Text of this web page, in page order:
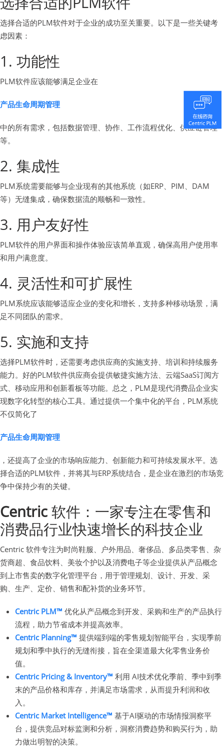
选择合适的PLM软件对于企业的成功至关重要。以下是一些关键考
虑因素：
1. 功能性
PLM软件应该能够满足企业在
产品生命周期管理
中的所有需求，包括数据管理、协作、工作流程优化、供应链管理
等。
2. 集成性
PLM系统需要能够与企业现有的其他系统（如ERP、PIM、DAM
等）无缝集成，确保数据流的顺畅和一致性。
3. 用户友好性
PLM软件的用户界面和操作体验应该简单直观，确保高用户使用率
和用户满意度。
4. 灵活性和可扩展性
PLM系统应该能够适应企业的变化和增长，支持多种移动场景，满
足不同团队的需求。
5. 实施和支持
选择PLM软件时，还需要考虑供应商的实施支持、培训和持续服务
能力。好的PLM软件供应商会提供敏捷实施方法、云端SaaS订阅方
式、移动应用和创新看板等功能。总之，PLM是现代消费品企业实
现数字化转型的核心工具。通过提供一个集中化的平台，PLM系统
不仅简化了
产品生命周期管理
，还提高了企业的市场响应能力、创新能力和可持续发展水平。选
择合适的PLM软件，并将其与ERP系统结合，是企业在激烈的市场竞
争中保持少有的关键。
Centric 软件：一家专注在零售和
消费品行业快速增长的科技企业
Centric 软件专注为时尚鞋服、户外用品、奢侈品、多品类零售、杂
货商超、食品饮料、美妆个护以及消费电子等企业提供从产品概念
到上市售卖的数字化管理平台，用于管理规划、设计、开发、采
购、生产、定价、销售和配补货的业务环节。
Centric PLM™ 优化从产品概念到开发、采购和生产的产品执行
流程，助力节省成本并提高效率。
Centric Planning™ 提供端到端的零售规划智能平台，实现季前
规划和季中执行的无缝衔接，旨在全渠道最大化零售业务价
值。
Centric Pricing & Inventory™ 利用 AI技术优化季前、季中到季
末的产品价格和库存，并满足市场需求，从而提升利润和收
入。
Centric Market Intelligence™ 基于AI驱动的市场情报洞察平
台，提供竞品对标监测和分析，洞察消费趋势和购买行为，助
力做出明智的决策。